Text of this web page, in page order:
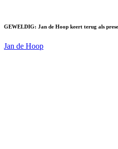
GEWELDIG: Jan de Hoop keert terug als
Jan de Hoop